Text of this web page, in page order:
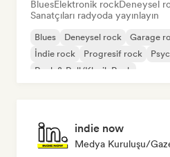
BluesElektronik rockDeneysel
Sanatçıları radyoda yayınlayın
Blues Deneysel rock Garage
İndie rock
Progresif rock
Rock & Roll/Klasik Rock
indie now
Medya Kuruluşu/